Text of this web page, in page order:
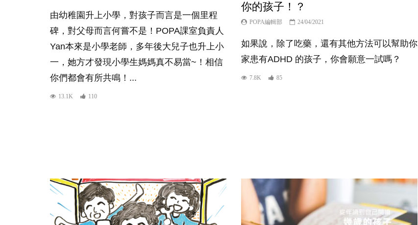
由幼稚園升上小學，對孩子而言是一個里程
碑，對父母而言何嘗不是！POPA課室負責人
Yan本來是小學老師，多年後大兒子也升上小
一，她方才發現小學生媽媽真不易當~！相信
你們都會有所共鳴！...
13.1K 110
你的孩子！？
POPA編輯部 24/04/2021
如果說，除了吃藥，還有其他方法可以幫助你
家患有ADHD 的孩子，你會願意一試嗎？
7.8K 85